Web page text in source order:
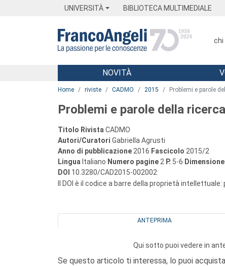
UNIVERSITÀ BIBLIOTECA MULTIMEDIALE
chi
Menu
NOVITÀ
Home riviste CADMO 2015 Problemi e parole
Problemi e parole della ricerca
Titolo Rivista CADMO
Autori/Curatori Gabriella Agrusti
Anno di pubblicazione 2016 Fascicolo 2015/2
Lingua Italiano Numero pagine 2 P. 5-6
DOI 10.3280/CAD2015-002002
Il DOI è il codice a barre della proprietà intellettuale:
ANTEPRIMA
Qui sotto puoi vedere in
Se questo articolo ti interessa, lo puoi